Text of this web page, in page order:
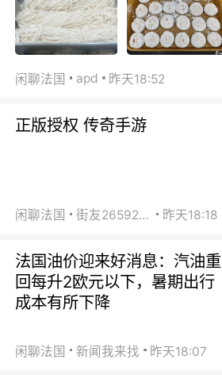
闲聊法国 apd 昨天18:52
正版授权 传奇手游
闲聊法国 街友26592800 昨天18:18
法国油价迎来好消息：汽油重
回每升2欧元以下，暑期出行
成本有所下降
闲聊法国 新闻我来找 昨天18:07